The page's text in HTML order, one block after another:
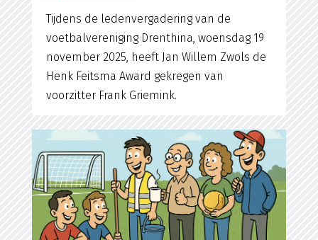
Tijdens de ledenvergadering van de
voetbalvereniging Drenthina, woensdag 19
november 2025, heeft Jan Willem Zwols de
Henk Feitsma Award gekregen van
voorzitter Frank Griemink.